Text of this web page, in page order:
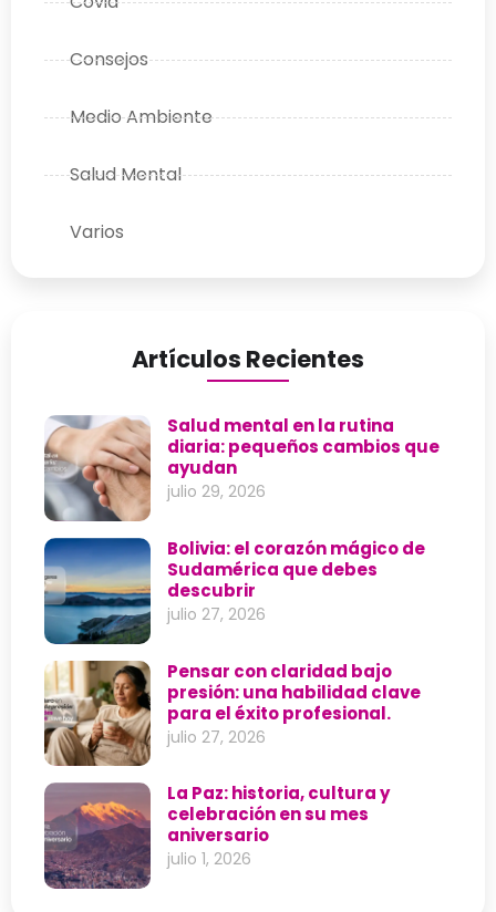
Consejos
Medio Ambiente
Salud Mental
Varios
Artículos Recientes
Salud mental en la rutina
diaria: pequeños cambios que
ayudan
julio 29, 2026
Bolivia: el corazón mágico de
Sudamérica que debes
descubrir
julio 27, 2026
Pensar con claridad bajo
presión: una habilidad clave
para el éxito profesional.
julio 27, 2026
La Paz: historia, cultura y
celebración en su mes
aniversario
julio 1, 2026